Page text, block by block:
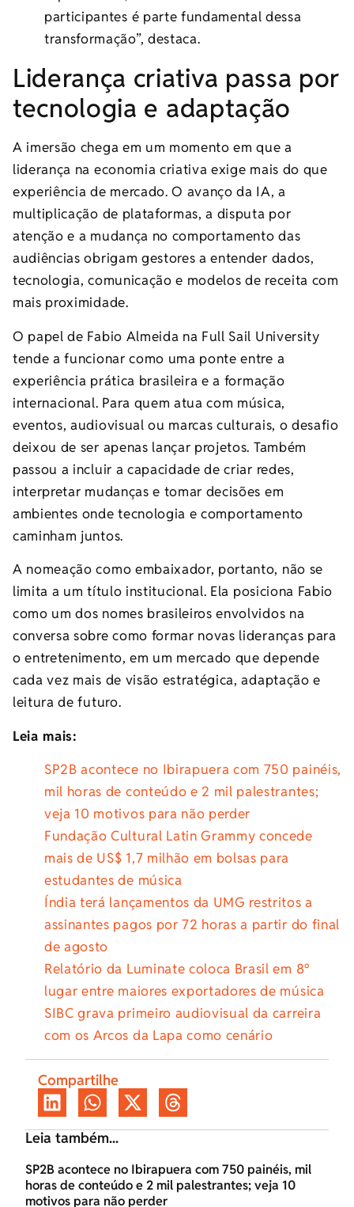
participantes é parte fundamental dessa
transformação”, destaca.
Liderança criativa passa por
tecnologia e adaptação
A imersão chega em um momento em que a
liderança na economia criativa exige mais do que
experiência de mercado. O avanço da IA, a
multiplicação de plataformas, a disputa por
atenção e a mudança no comportamento das
audiências obrigam gestores a entender dados,
tecnologia, comunicação e modelos de receita com
mais proximidade.
O papel de Fabio Almeida na Full Sail University
tende a funcionar como uma ponte entre a
experiência prática brasileira e a formação
internacional. Para quem atua com música,
eventos, audiovisual ou marcas culturais, o desafio
deixou de ser apenas lançar projetos. Também
passou a incluir a capacidade de criar redes,
interpretar mudanças e tomar decisões em
ambientes onde tecnologia e comportamento
caminham juntos.
A nomeação como embaixador, portanto, não se
limita a um título institucional. Ela posiciona Fabio
como um dos nomes brasileiros envolvidos na
conversa sobre como formar novas lideranças para
o entretenimento, em um mercado que depende
cada vez mais de visão estratégica, adaptação e
leitura de futuro.
Leia mais:
SP2B acontece no Ibirapuera com 750 painéis,
mil horas de conteúdo e 2 mil palestrantes;
veja 10 motivos para não perder
Fundação Cultural Latin Grammy concede
mais de US$ 1,7 milhão em bolsas para
estudantes de música
Índia terá lançamentos da UMG restritos a
assinantes pagos por 72 horas a partir do final
de agosto
Relatório da Luminate coloca Brasil em 8º
lugar entre maiores exportadores de música
SIBC grava primeiro audiovisual da carreira
com os Arcos da Lapa como cenário
Compartilhe
Leia também...
SP2B acontece no Ibirapuera com 750 painéis, mil
horas de conteúdo e 2 mil palestrantes; veja 10
motivos para não perder